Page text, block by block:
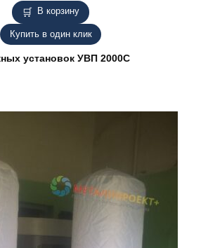
В корзину
Купить в один клик
установок УВП 2000С